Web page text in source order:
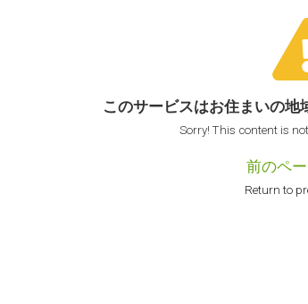
このサービスはお住まいの地
Sorry! This content is
前のペ
Return to